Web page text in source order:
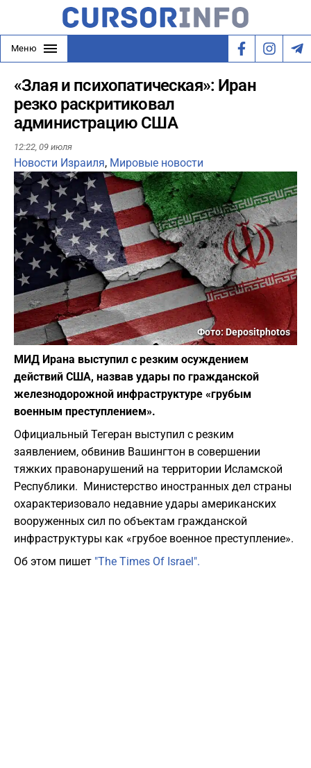
Меню
«Злая и психопатическая»: Иран
резко раскритиковал
администрацию США
12:22, 09 июля
Новости Израиля, Мировые новости
Фото: Depositphotos
МИД Ирана выступил с резким осуждением
действий США, назвав удары по гражданской
железнодорожной инфраструктуре «грубым
военным преступлением».
Официальный Тегеран выступил с резким
заявлением, обвинив Вашингтон в совершении
тяжких правонарушений на территории Исламской
Республики. Министерство иностранных дел страны
охарактеризовало недавние удары американских
вооруженных сил по объектам гражданской
инфраструктуры как «грубое военное преступление».
Об этом пишет "The Times Of Israel".